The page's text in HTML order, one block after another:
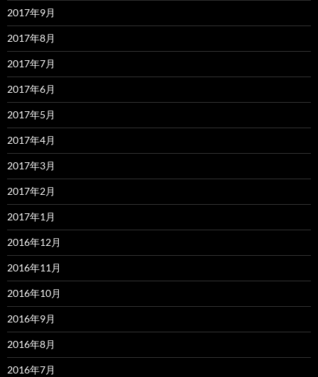
2017年9月
2017年8月
2017年7月
2017年6月
2017年5月
2017年4月
2017年3月
2017年2月
2017年1月
2016年12月
2016年11月
2016年10月
2016年9月
2016年8月
2016年7月